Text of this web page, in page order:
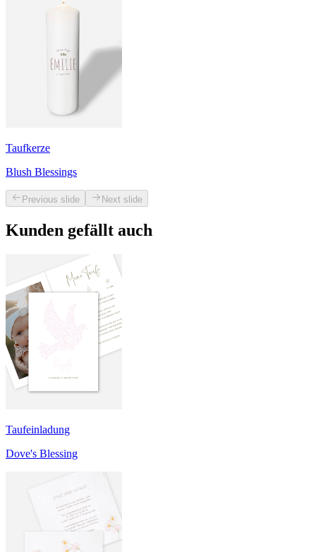
Taufkerze
Blush Blessings
Previous slide Next slide
Kunden gefällt auch
Taufeinladung
Dove's Blessing